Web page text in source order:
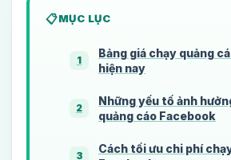
MỤC LỤC
1
Bảng giá chạy quảng
hiện nay
2
Những yếu tố ảnh
quảng cáo Facebook
3
Cách tối ưu chi phí